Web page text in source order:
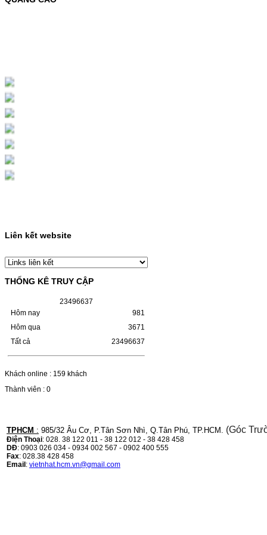
Chọn mua
HỘP MỰC MÀU SAMSUNG
CLT-403S CHO DÒNG MÁY
SL-C435/C436
HỘP MỰC MÀU SAMSUNG CLT-403S CHO
DÒNG MÁY SL-C435/C436MÃ HỘP MỰC:-
Samsung CLT-403S- Loại mực: Mực in laser
màuSỬ DỤNG CHO MÁY IN:- Samsung SL-
HỘP MỰC HP 110A
(W1110A) CHO DÒNG MÁY
LBP 243/MF 461DW
HỘP MỰC HP 110A (W1110A) CHO DÒNG
MÁY LBP 243/MF 461DWMÃ HỘP MỰC:-
Hộp mực HP 110A (W1110A)- Loại mực:
Mực in laser trắng đenSỬ DỤNG CHO MÁY
IN:- HP…
243/MF 461DW
HỘP MỰC CANON CRG-070 CHO DÒNG
MÁY LBP 243/MF 461DW MÃ HỘP MỰC:–
Hộp mực Canon CRG-070– Loại mực: Mực
in laser trắng đenSỬ DỤNG CHO MÁY IN:–
Liên kết website
THỐNG KÊ TRUY CẬP
23496637
Hôm nay
Hôm qua
Tất cả
981
3671
23496637
Khách online : 159 khách
Thành viên : 0
TPHCM : 985/32 Âu Cơ, P.Tân Sơn Nhì, Q.Tân Phú, TP.HCM. (Góc
Điện Thoại: 028. 38 122 011 - 38 122 012 - 38 428 458
DĐ: 0903 026 034 - 0934 002 567 - 0902 400 555
Fax: 028.38 428 458
Email: vietnhat.hcm.vn@gmail.com